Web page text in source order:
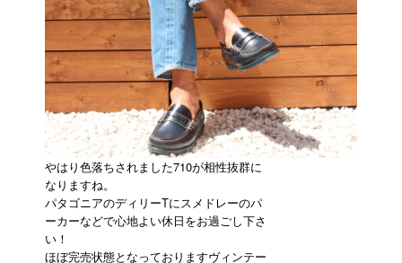
やはり色落ちされました710が相性抜群に
なりますね。
パタゴニアのディリーTにスメドレーのパ
ーカーなどで心地よい休日をお過ごし下さ
い！
ほぼ完売状態となっておりますヴィンテー